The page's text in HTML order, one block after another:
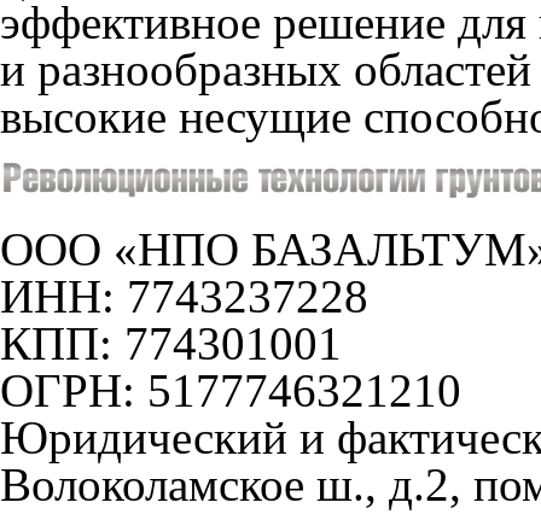
эффективное решение для
и разнообразных
высокие несущие
ООО «НПО
ИНН: 7743237228
КПП: 774301001
ОГРН: 5177746321210
Юридический и
Волоколамское ш., д.2,